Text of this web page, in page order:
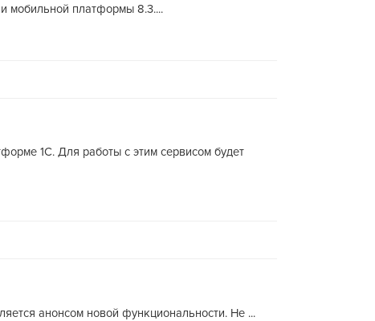
мобильной платформы 8.3....
1С. Для работы с этим сервисом будет
анонсом новой функциональности. Не ...